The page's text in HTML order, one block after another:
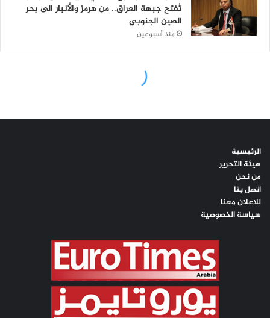
الرئيسية
هيئة التحرير
من نحن
اتصل بنا
للاعلان معنا
سياسة الخصوصية